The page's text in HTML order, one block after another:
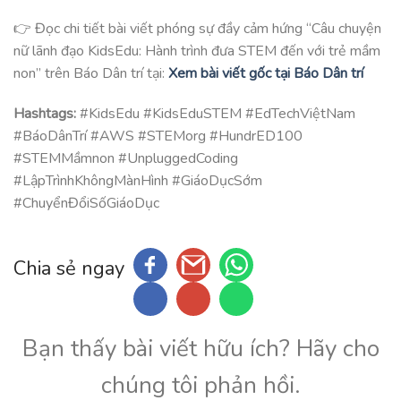
👉 Đọc chi tiết bài viết phóng sự đầy cảm hứng “Câu chuyện
nữ lãnh đạo KidsEdu: Hành trình đưa STEM đến với trẻ mầm
non” trên Báo Dân trí tại: Xem bài viết gốc tại Báo Dân trí
Hashtags:#KidsEdu #KidsEduSTEM #EdTechViệtNam
#BáoDânTrí #AWS #STEMorg #HundrED100
#STEMMầmnon #UnpluggedCoding
#LậpTrìnhKhôngMànHình #GiáoDụcSớm
#ChuyểnĐổiSốGiáoDục
Chia sẻ ngay
Bạn thấy bài viết hữu ích? Hãy cho
chúng tôi phản hồi.